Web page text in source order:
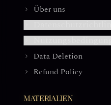
Über uns
Data Deletion
Refund Policy
MATERIALIEN